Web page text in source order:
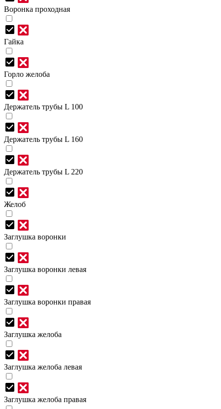
Воронка проходная
Гайка
Горло желоба
Держатель трубы L 100
Держатель трубы L 160
Держатель трубы L 220
Желоб
Заглушка воронки
Заглушка воронки левая
Заглушка воронки правая
Заглушка желоба
Заглушка желоба левая
Заглушка желоба правая